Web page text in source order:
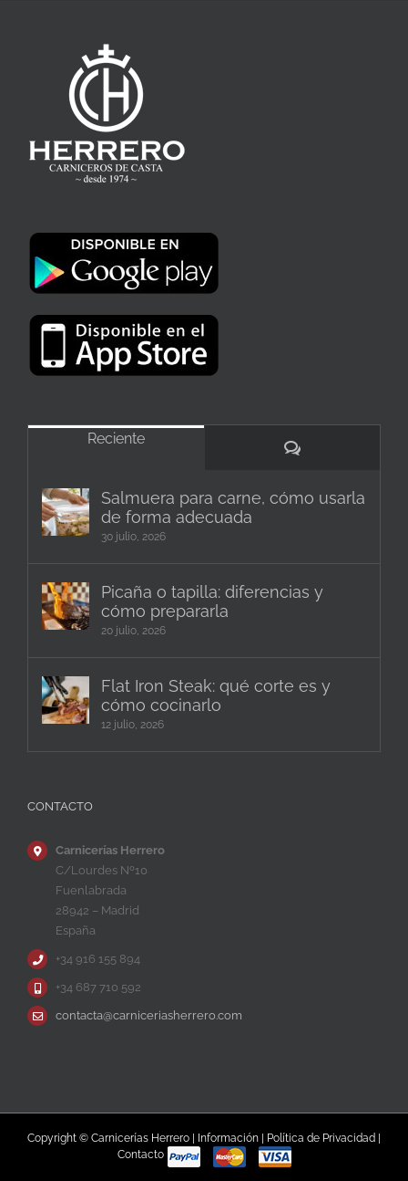
Reciente
Comentarios
Salmuera para carne, cómo usarla
de forma adecuada
30 julio, 2026
Picaña o tapilla: diferencias y
cómo prepararla
20 julio, 2026
Flat Iron Steak: qué corte es y
cómo cocinarlo
12 julio, 2026
CONTACTO
Carnicerías Herrero
C/Lourdes Nº10
Fuenlabrada
28942 – Madrid
España
+34 916 155 894
+34 687 710 592
contacta@carniceriasherrero.com
Copyright © Carnicerías Herrero | Información | Política de Privacidad |
Contacto